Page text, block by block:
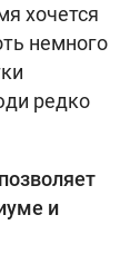
хочется
немного
редко
и